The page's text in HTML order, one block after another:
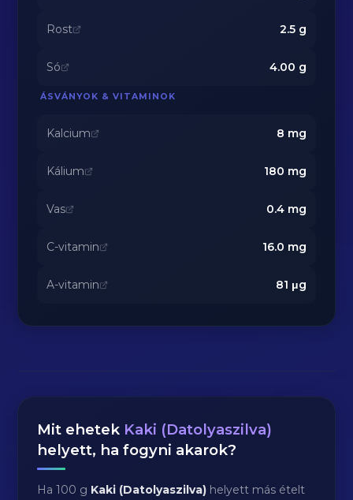
Rost 2.5g
Só 4.00 g
ÁSVÁNYOK & VITAMINOK
Kalcium 8 mg
Kálium 180 mg
Vas 0.4mg
C-vitamin 16.0 mg
A-vitamin 81 μg
Mit ehetek Kaki (Datolyaszilva)
helyett, ha fogyni akarok?
Ha 100 g Kaki (Datolyaszilva) helyett más ételt